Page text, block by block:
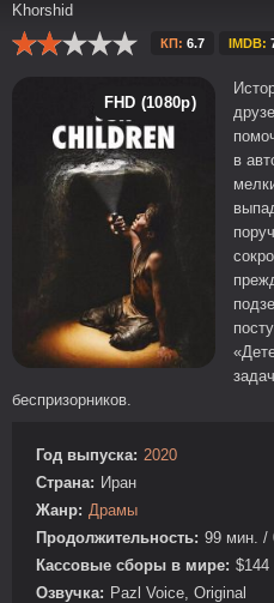
Khorshid
КП: 6.7 IMDB:
FHD (1080p)
в
беспризорников.
Год выпуска: 2020
Страна: Иран
Жанр: Драмы
Продолжительность: 99 мин. /
Кассовые сборы в мире: $144
Озвучка: Pazl Voice, Original